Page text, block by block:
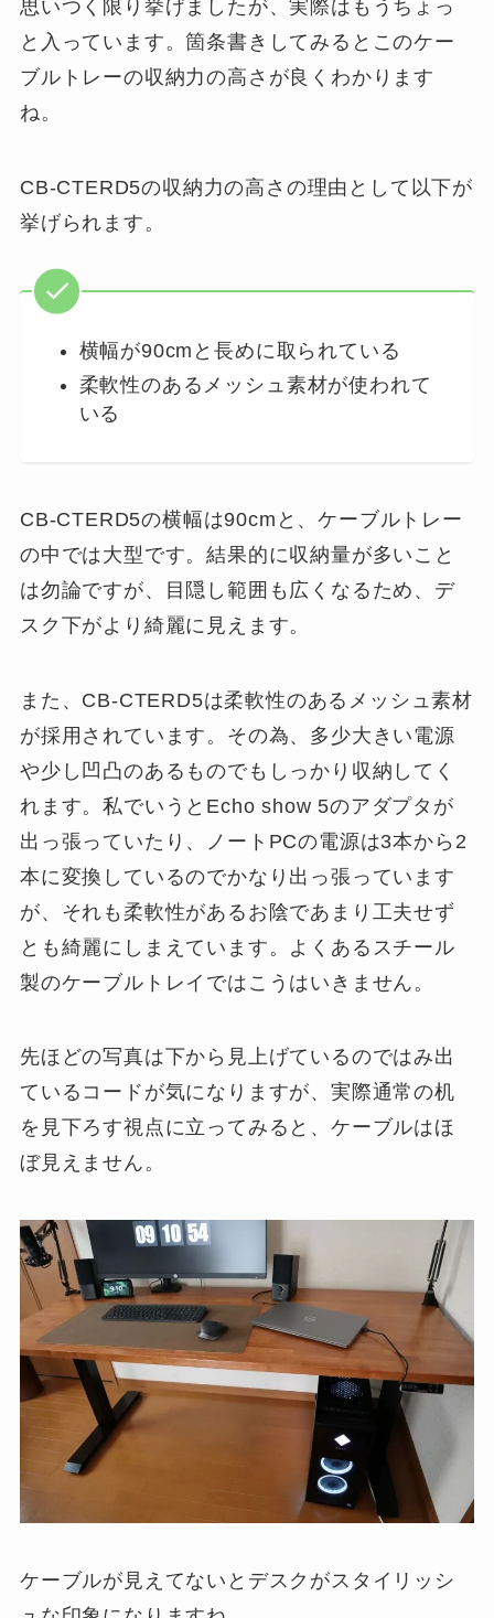
思いつく限り挙げましたが、実際はもうちょっ
と入っています。箇条書きしてみるとこのケー
ブルトレーの収納力の高さが良くわかります
ね。
CB-CTERD5の収納力の高さの理由として以下が
挙げられます。
横幅が90cmと長めに取られている
柔軟性のあるメッシュ素材が使われて
いる
CB-CTERD5の横幅は90cmと、ケーブルトレー
の中では大型です。結果的に収納量が多いこと
は勿論ですが、目隠し範囲も広くなるため、デ
スク下がより綺麗に見えます。
また、CB-CTERD5は柔軟性のあるメッシュ素材
が採用されています。その為、多少大きい電源
や少し凹凸のあるものでもしっかり収納してく
れます。私でいうとEcho show 5のアダプタが
出っ張っていたり、ノートPCの電源は3本から2
本に変換しているのでかなり出っ張っています
が、それも柔軟性があるお陰であまり工夫せず
とも綺麗にしまえています。よくあるスチール
製のケーブルトレイではこうはいきません。
先ほどの写真は下から見上げているのではみ出
ているコードが気になりますが、実際通常の机
を見下ろす視点に立ってみると、ケーブルはほ
ぼ見えません。
ケーブルが見えてないとデスクがスタイリッシ